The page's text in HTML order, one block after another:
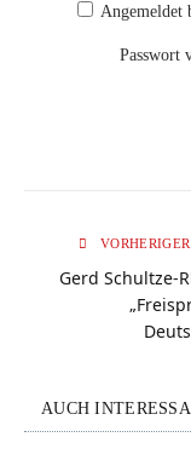
Angemeldet
Passwort
Gerd Schultze-
AUCH